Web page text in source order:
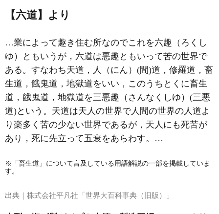
【六道】より
…業によって趣き住む所なのでこれを六趣（ろくし
ゆ）ともいうが，六道は悪趣ともいって苦の世界で
ある。すなわち天道，人（にん）(間)道，修羅道，畜
生道，餓鬼道，地獄道をいい，このうちとくに畜生
道，餓鬼道，地獄道を三悪趣（さんなくしゆ）(三悪
道)という。天道は天人の世界で人間の世界の人道よ
り楽多く苦の少ない世界であるが，天人にも死苦が
あり，死に先立って五衰をあらわす。…
※「畜生道」について言及している用語解説の一部を掲載していま
す。
出典｜ 株式会社平凡社「世界大百科事典（旧版）」